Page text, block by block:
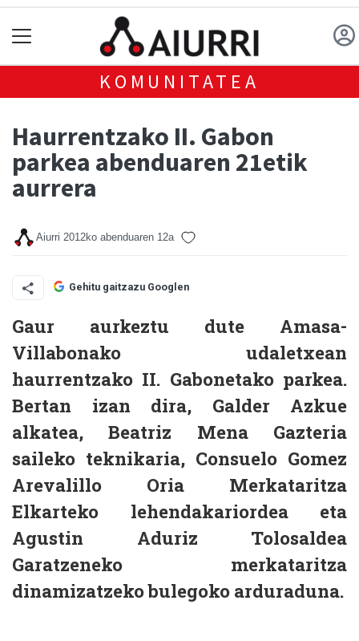
KOMUNITATEA
Haurrentzako II. Gabon
parkea abenduaren 21etik
aurrera
Aiurri 2012ko abenduaren 12a
Gehitu gaitzazu Googlen
Gaur aurkeztu dute Amasa-
Villabonako udaletxean
haurrentzako II. Gabonetako parkea.
Bertan izan dira, Galder Azkue
alkatea, Beatriz Mena Gazteria
saileko teknikaria, Consuelo Gomez
Arevalillo Oria Merkataritza
Elkarteko lehendakariordea eta
Agustin Aduriz Tolosaldea
Garatzeneko merkataritza
dinamizatzeko bulegoko arduraduna.